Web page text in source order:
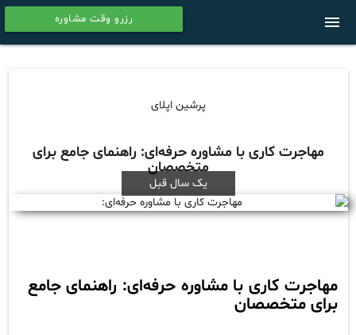
رزرو وقت مشاوره menu
پرشین اپلای
مهاجرت کاری با مشاوره حرفه‌ای: راهنمای جامع برای
متخصصان
یک سال قبل
مهاجرت کاری با مشاوره حرفه‌ای: راهنمای جامع
برای متخصصان